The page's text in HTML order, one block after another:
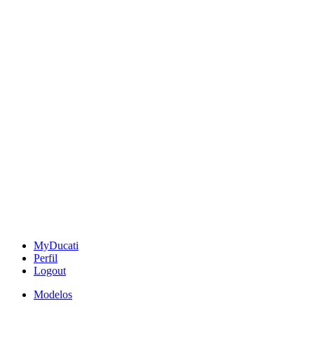
MyDucati
Perfil
Logout
Modelos